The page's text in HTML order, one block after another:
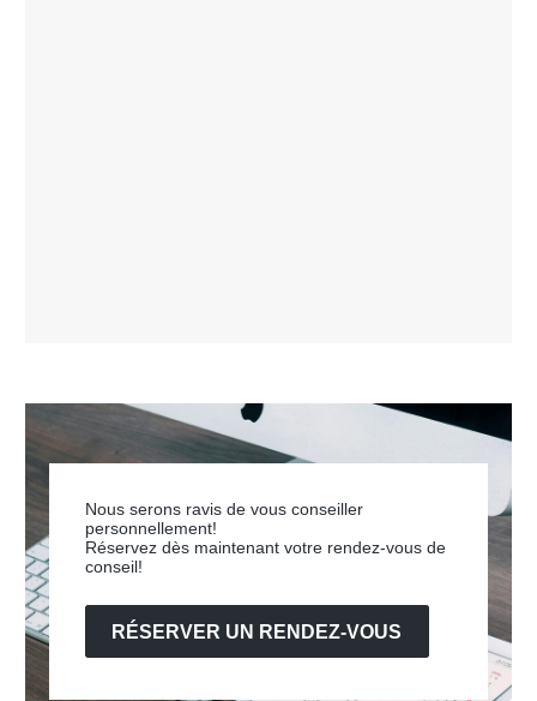
Nous serons ravis de vous conseiller
personnellement!
Réservez dès maintenant votre rendez-vous de
conseil!
RÉSERVER UN RENDEZ-VOUS